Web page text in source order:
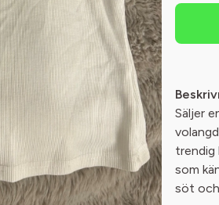
Säljer
trendig
som
söt